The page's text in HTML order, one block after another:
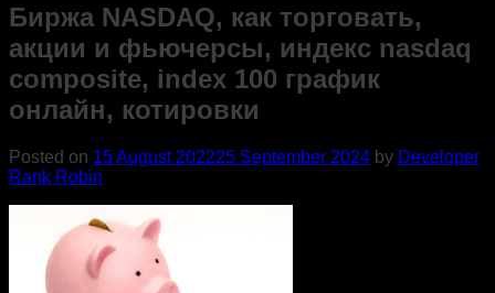
Биржа NASDAQ, как торговать,
акции и фьючерсы, индекс nasdaq
composite, index 100 график
онлайн, котировки
Posted on 15 August 202225 September 2024 by Developer
Rank Robin